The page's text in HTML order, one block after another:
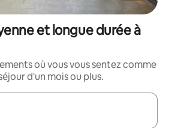
et longue durée à
où vous vous sentez comme
d'un mois ou plus.
s'affichent, utilisez les flèches vers le